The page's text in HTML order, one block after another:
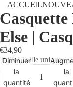
ACCUEIL
Else |
€34,90
Taille Taille unique
Diminuer
la
quantité
la